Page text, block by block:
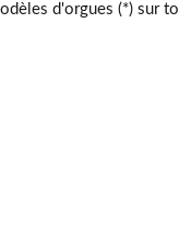
d'orgues (*) sur